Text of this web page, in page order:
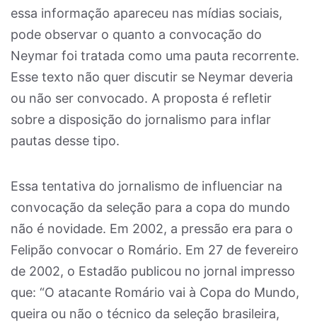
essa informação apareceu nas mídias sociais,
pode observar o quanto a convocação do
Neymar foi tratada como uma pauta recorrente.
Esse texto não quer discutir se Neymar deveria
ou não ser convocado. A proposta é refletir
sobre a disposição do jornalismo para inflar
pautas desse tipo.
Essa tentativa do jornalismo de influenciar na
convocação da seleção para a copa do mundo
não é novidade. Em 2002, a pressão era para o
Felipão convocar o Romário. Em 27 de fevereiro
de 2002, o Estadão publicou no jornal impresso
que: “O atacante Romário vai à Copa do Mundo,
queira ou não o técnico da seleção brasileira,